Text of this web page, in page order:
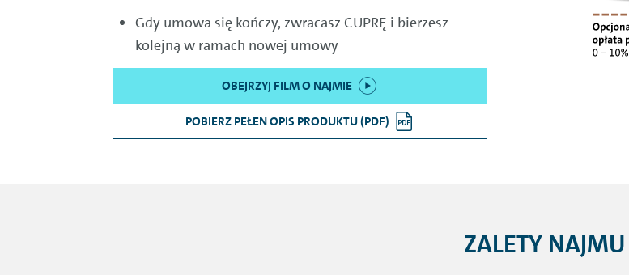
Gdy umowa się kończy, zwracasz CUPRĘ i bierzesz
kolejną w ramach nowej umowy
OBEJRZYJ FILM O NAJMIE
POBIERZ PEŁEN OPIS PRODUKTU (PDF)
ZALETY NAJMU